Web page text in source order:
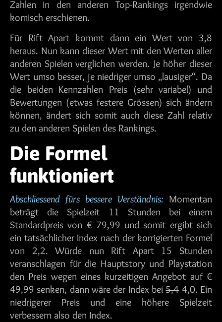
Zahlen in den anderen Top-Rankings irgendwie
komisch erschienen.
Für Rift Apart kommt dann ein Wert von 3,8
heraus. Nun kann dieser Wert mit den Werten aller
anderen Spielen verglichen werden. Je höher dieser
Wert umso besser, je niedriger umso „lausiger“. Da
die beiden Kennzahlen Preis (sehr variabel) und
Bewertungen (etwas festere Grössen) sich ändern
können, ändert sich somit auch diese Zahl relativ
zu den anderen Spielen des Rankings.
Die Formel
funktioniert
Abschliessend fürs bessere Verständnis: Momentan
beträgt die Spielzeit 11 Stunden bei einem
Standardpreis von € 79,99 und somit ergibt sich
ein tatsächlicher Index nach der korrigierten Formel
von 2,2. Würde nun Rift Apart 15 Stunden
veranschlagen für die Hauptstory und Playstation
den Preis wegen eines kurzeitigen Angebot auf €
49,99 senken, dann wäre der Index bei5,44,0. Ein
niedrigerer Preis und eine höhere Spielzeit
verbessern also den Index.